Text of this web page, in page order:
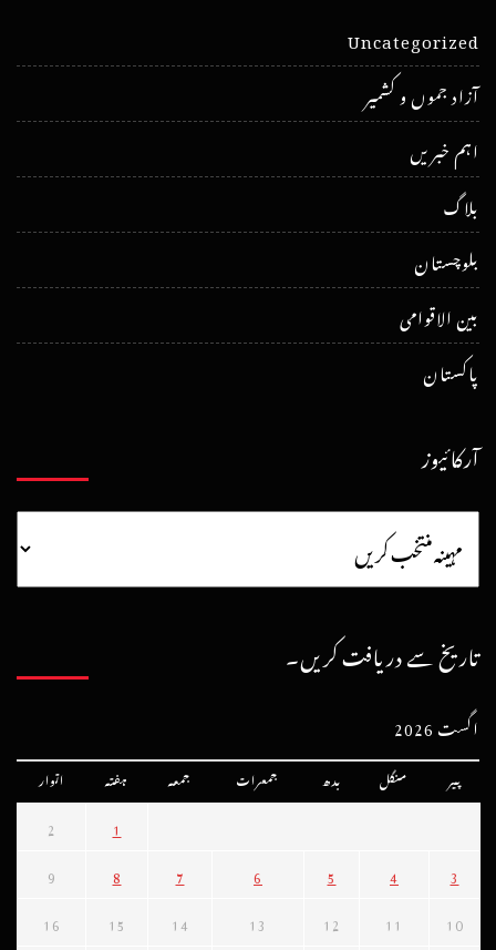
Uncategorized
آزاد جموں و کشمیر
اہم خبریں
بلاگ
بلوچستان
بین الاقوامی
پاکستان
آرکائیوز
تاریخ سے دریافت کریں۔
اگست 2026
پیر منگل بدھ جمعرات جمعہ ہفتہ اتوار
1
2
3
4
5
6
7
8
9
10
11
12
13
14
15
16